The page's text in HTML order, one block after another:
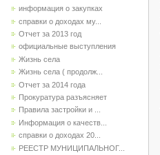
информация о закупках
справки о доходах му...
Отчет за 2013 год
официальные выступления
Жизнь села
Жизнь села ( продолж...
Отчет за 2014 года
Прокуратура разъясняет
Правила застройки и ...
Информация о качеств...
справки о доходах 20...
РЕЕСТР МУНИЦИПАЛЬНОГ...